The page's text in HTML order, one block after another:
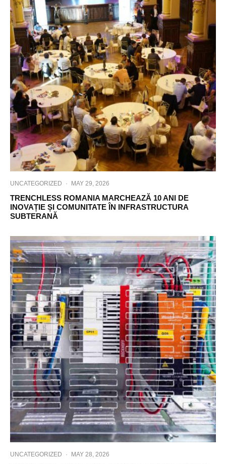
UNCATEGORIZED · MAY 29, 2026
TRENCHLESS ROMANIA MARCHEAZĂ 10 ANI DE
INOVAȚIE ȘI COMUNITATE ÎN INFRASTRUCTURA
SUBTERANĂ
UNCATEGORIZED · MAY 28, 2026